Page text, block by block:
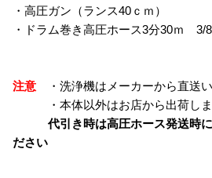
・高圧ガン（ランス40ｃｍ）
・ドラム巻き高圧ホース3分30ｍ 3/
注意 ・洗浄機はメーカーから直送
・本体以外はお店から出荷しま
代引き時は高圧ホース発送時
ださい